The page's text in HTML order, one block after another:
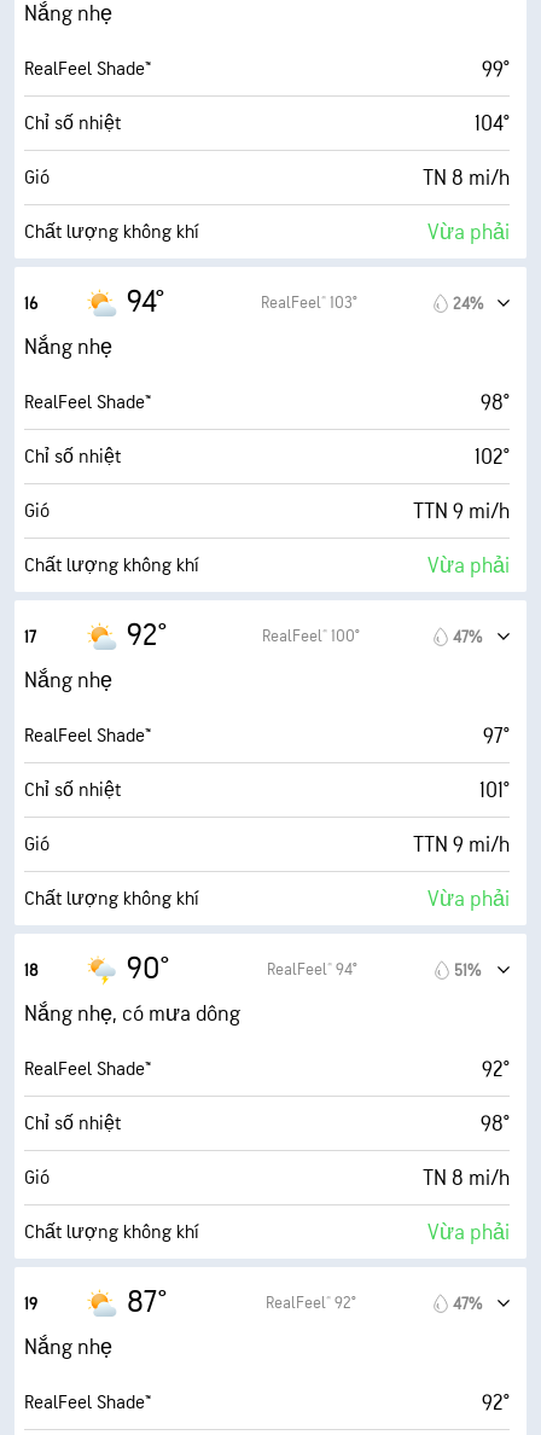
Gió giật
Độ ẩm 49%
Điểm sương 72° F
AccuLumen Brightness Index™ 8 (Sáng)
Mật độ mây 45%
Trần mây
Nắng nhẹ
RealFeel Shade™ 99°
Chỉ số nhiệt 104°
Gió TN 8 mi/h
Chất lượng không khí Vừa phải
Chỉ số UV tối đa
Gió giật
Độ ẩm 47%
Điểm sương 72° F
AccuLumen Brightness Index™ 8 (Sáng)
Mật độ mây 45%
Trần mây
16 94° RealFeel® 103° 24%
Nắng nhẹ
RealFeel Shade™ 98°
Chỉ số nhiệt 102°
Gió TTN 9 mi/h
Chất lượng không khí Vừa phải
Chỉ số UV tối đa
Gió giật
Độ ẩm 49%
Điểm sương 72° F
AccuLumen Brightness Index™ 8 (Sáng)
Mật độ mây 45%
Trần mây
17 92° RealFeel® 100° 47%
Nắng nhẹ
RealFeel Shade™ 97°
Chỉ số nhiệt 101°
Gió TTN 9 mi/h
Chất lượng không khí Vừa phải
Chỉ số UV tối đa
Gió giật
Độ ẩm 52%
Điểm sương 73° F
AccuLumen Brightness Index™ 8 (Sáng)
Mật độ mây 45%
Trần mây
18 90° RealFeel® 94° 51%
Nắng nhẹ, có mưa dông
RealFeel Shade™ 92°
Chỉ số nhiệt 98°
Gió TN 8 mi/h
Chất lượng không khí Vừa phải
Chỉ số UV tối đa
Gió giật
Độ ẩm 59%
19 87° RealFeel® 92° 47%
Nắng nhẹ
RealFeel Shade™ 92°